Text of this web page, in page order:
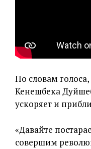
По словам
Кенешбека
ускоряет и
«Давайте
совершим